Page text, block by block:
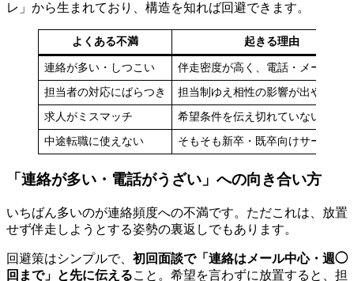
レ」から生まれており、構造を知れば回避できます。
よくある不満 起きる理由
連絡が多い・しつこい 伴走密度が高く、電話・メールが
担当者の対応にばらつき 担当制ゆえ相性の影響が出やすい
求人がミスマッチ 希望条件を伝え切れていない
中途転職に使えない そもそも新卒・既卒向けサービス
「連絡が多い・電話がうざい」への向き合い方
いちばん多いのが連絡頻度への不満です。ただこれは、放置
せず伴走しようとする姿勢の裏返しでもあります。
回避策はシンプルで、 初回面談で「連絡はメール中心・週◯
回まで」と先に伝えること。希望を言わずに放置すると、担